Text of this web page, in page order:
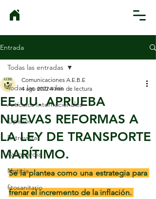
Entrada
Todas las entradas
Artículos Internacionales
Opinión
Entrevista
Vanguardia
Noticia
fitosanitario
Todas las entradas
EE.UU. APRUEBA
NUEVAS REFORMAS A
LA LEY DE TRANSPORTE
MARÍTIMO.
Comunicaciones A.E.B.E
4 ago 2022 4 min de lectura
Se la plantea como una estrategia para
frenar el incremento de la inflación.